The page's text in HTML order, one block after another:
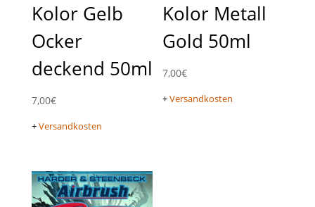
Kolor Gelb
Ocker
deckend 50ml
7,00€
+Versandkosten
Kolor Metall
Gold 50ml
7,00€
+Versandkosten